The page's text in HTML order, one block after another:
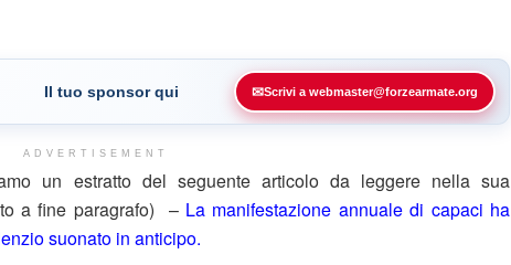
Il tuo sponsor qui ✉Scrivi a webmaster@forzearmate.org
ADVERTISEMENT
un estratto del seguente articolo da leggere nella sua
a fine paragrafo) – La manifestazione annuale di capaci ha
suonato in anticipo.